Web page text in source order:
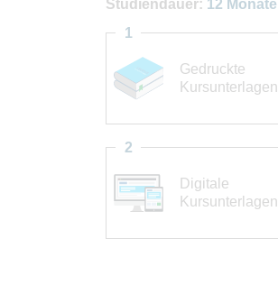
Studiendauer: 12 Monate
Gedruckte
Kursunterlagen
1
Digitale
Kursunterlagen
2